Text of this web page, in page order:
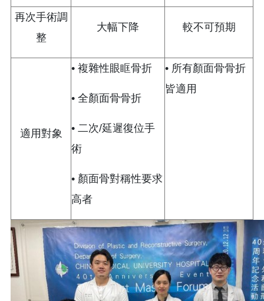
再次手術調
整
大幅下降 較不可預期
適用對象
• 複雜性眼眶骨折
• 全顏面骨骨折
• 二次/延遲復位手
術
• 顏面骨對稱性要求
高者
• 所有顏面骨骨折
皆適用